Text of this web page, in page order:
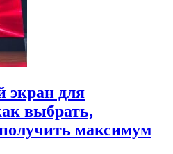
экран для
выбрать,
максимум